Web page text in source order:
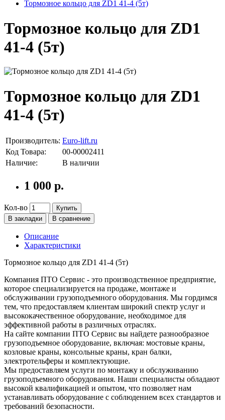
Тормозное кольцо для ZD1 41-4 (5т)
Тормозное кольцо для ZD1
41-4 (5т)
Тормозное кольцо для ZD1
41-4 (5т)
Производитель: Euro-lift.ru
Код Товара:
00-00002411
Наличие:
В наличии
1 000 р.
Кол-во
Купить
В закладки
В сравнение
Описание
Характеристики
Тормозное кольцо для ZD1 41-4 (5т)
Компания ПТО Сервис - это производственное предприятие,
которое специализируется на продаже, монтаже и
обслуживании грузоподъемного оборудования. Мы гордимся
тем, что предоставляем клиентам широкий спектр услуг и
высококачественное оборудование, необходимое для
эффективной работы в различных отраслях.
На сайте компании ПТО Сервис вы найдете разнообразное
грузоподъемное оборудование, включая: мостовые краны,
козловые краны, консольные краны, кран балки,
электротельферы и комплектующие.
Мы предоставляем услуги по монтажу и обслуживанию
грузоподъемного оборудования. Наши специалисты обладают
высокой квалификацией и опытом, что позволяет нам
устанавливать оборудование с соблюдением всех стандартов и
требований безопасности.